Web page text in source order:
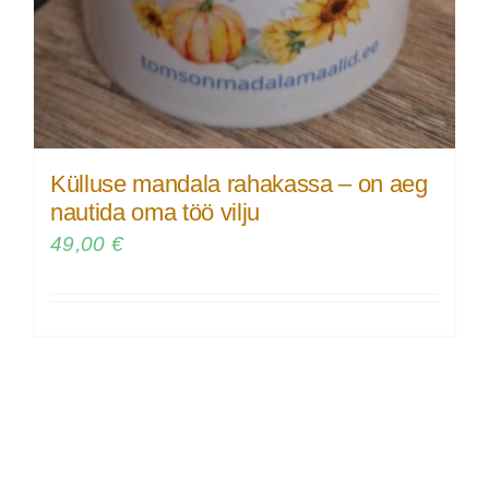
Külluse mandala rahakassa – on aeg
nautida oma töö vilju
49,00 €